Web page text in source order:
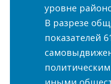
уровне
В разрезе
показателей